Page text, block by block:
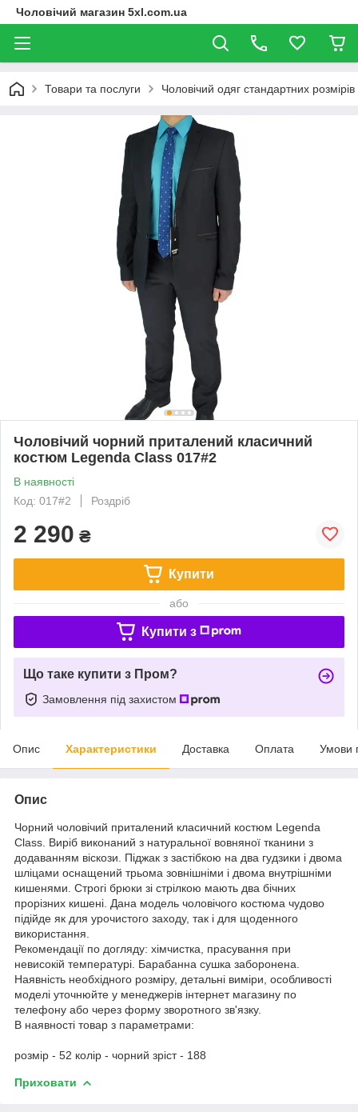
Чоловічий магазин 5xl.com.ua
Товари та послуги Чоловічий одяг стандартних розмірів
Чоловічий чорний приталений класичний
костюм Legenda Class 017#2
В наявності
Код: 017#2
Роздріб
2 290 ₴
Купити
або
Купити з
Що таке купити з Пром?
Замовлення під захистом
Опис Характеристики Доставка Оплата Умови
Опис
Чорний чоловічий приталений класичний костюм Legenda
Class. Виріб виконаний з натуральної вовняної тканини з
додаванням віскози. Піджак з застібкою на два гудзики і двома
шліцами оснащений трьома зовнішніми і двома внутрішніми
кишенями. Строгі брюки зі стрілкою мають два бічних
прорізних кишені. Дана модель чоловічого костюма чудово
підійде як для урочистого заходу, так і для щоденного
використання.
Рекомендації по догляду: хімчистка, прасування при
невисокій температурі. Барабанна сушка заборонена.
Наявність необхідного розміру, детальні виміри, особливості
моделі уточнюйте у менеджерів інтернет магазину по
телефону або через форму зворотного зв'язку.
В наявності товар з параметрами:
розмір - 52 колір - чорний зріст - 188
Приховати